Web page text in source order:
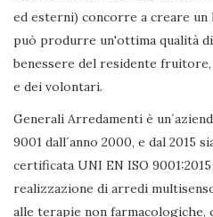
ed esterni) concorre a creare
può produrre un'ottima qualità
benessere del residente
e dei volontari.
Generali Arredamenti è
9001 dall´anno 2000, e dal 2015
certificata UNI EN ISO
realizzazione di arredi
alle terapie non farmacologiche,